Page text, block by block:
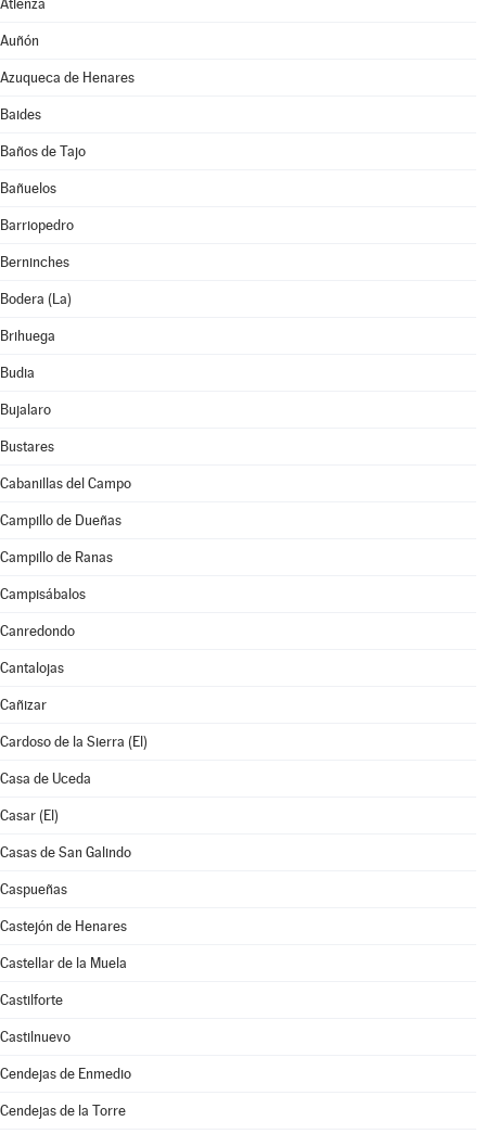
Atienza
Auñón
Azuqueca de Henares
Baides
Baños de Tajo
Bañuelos
Barriopedro
Berninches
Bodera (La)
Brihuega
Budia
Bujalaro
Bustares
Cabanillas del Campo
Campillo de Dueñas
Campillo de Ranas
Campisábalos
Canredondo
Cantalojas
Cañizar
Cardoso de la Sierra (El)
Casa de Uceda
Casar (El)
Casas de San Galindo
Caspueñas
Castejón de Henares
Castellar de la Muela
Castilforte
Castilnuevo
Cendejas de Enmedio
Cendejas de la Torre